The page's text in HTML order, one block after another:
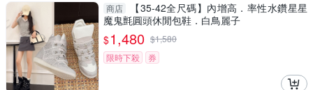
商店
【35-42全尺碼】內增高．率性水鑽星星
魔鬼氈圓頭休閒包鞋．白鳥麗子
$1,480 $1,580
限時下殺
券